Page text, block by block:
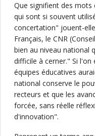
Que signifient des
qui sont si souvent
concertation" jouent-
Français, le CNR
bien au niveau national
difficile à cerner." Si
équipes éducatives
national conserve le
recteurs et que les
forcée, sans réelle
d'innovation".